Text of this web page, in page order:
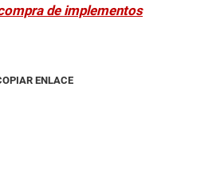
de implementos
ENLACE